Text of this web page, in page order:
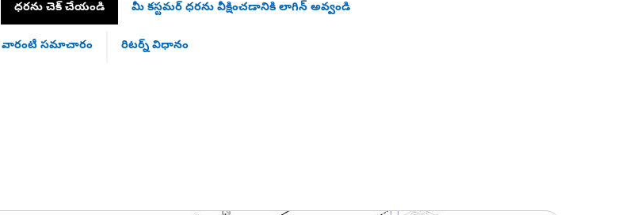
ధరను చెక్ చేయండి మీ కస్టమర్ ధరను వీక్షించడానికి లాగిన్ అవ్వండి
వారంటీ సమాచారం రిటర్న్ విధానం